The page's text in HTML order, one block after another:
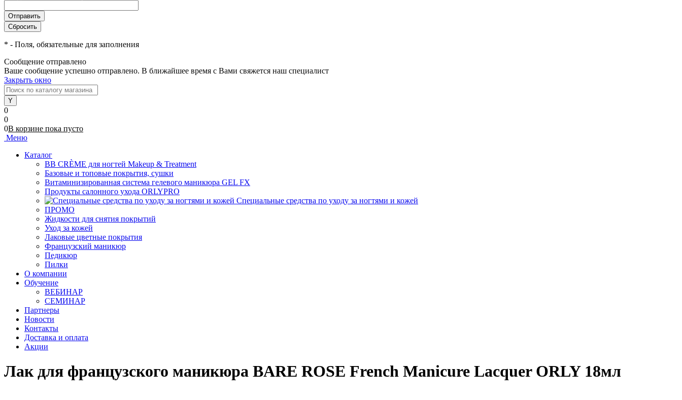
* - Поля, обязательные для заполнения
Сообщение отправлено
Ваше сообщение успешно отправлено. В ближайшее время с Вами свяжется наш специалист
Закрыть окно
0
0
0В корзине пока пусто
Меню
Каталог
BB CRÈME для ногтей Makeup & Treatment
Базовые и топовые покрытия, сушки
Витаминизированная система гелевого маникюра GEL FX
Продукты салонного ухода ORLYPRO
Специальные средства по уходу за ногтями и кожей
ПРОМО
Жидкости для снятия покрытий
Уход за кожей
Лаковые цветные покрытия
Французский маникюр
Педикюр
Пилки
О компании
Обучение
ВЕБИНАР
СЕМИНАР
Партнеры
Новости
Контакты
Доставка и оплата
Акции
Лак для французского маникюра BARE ROSE French Manicure Lacquer ORLY 18мл